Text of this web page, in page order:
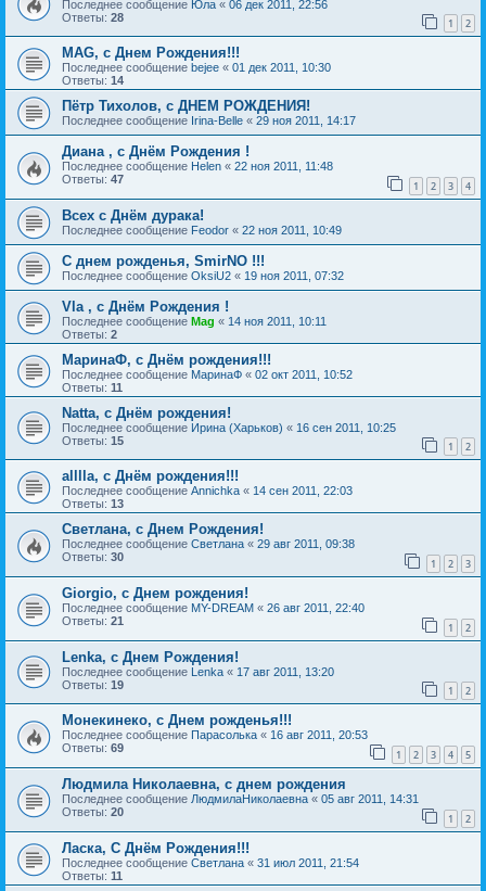
Последнее сообщение Юла « 06 дек 2011, 22:56
Ответы: 28 1 2
MAG, с Днем Рождения!!!
Последнее сообщение bejee « 01 дек 2011, 10:30
Ответы: 14
Пётр Тихолов, с ДНЕМ РОЖДЕНИЯ!
Последнее сообщение Irina-Belle « 29 ноя 2011, 14:17
Диана , с Днём Рождения !
Последнее сообщение Helen « 22 ноя 2011, 11:48
Ответы: 47 1 2 3 4
Всех с Днём дурака!
Последнее сообщение Feodor « 22 ноя 2011, 10:49
C днем рожденья, SmirNO !!!
Последнее сообщение OksiU2 « 19 ноя 2011, 07:32
Vla , с Днём Рождения !
Последнее сообщение Mag « 14 ноя 2011, 10:11
Ответы: 2
МаринаФ, с Днём рождения!!!
Последнее сообщение МаринаФ « 02 окт 2011, 10:52
Ответы: 11
Natta, с Днём рождения!
Последнее сообщение Ирина (Харьков) « 16 сен 2011, 10:25
Ответы: 15 1 2
alllla, с Днём рождения!!!
Последнее сообщение Annichka « 14 сен 2011, 22:03
Ответы: 13
Светлана, с Днем Рождения!
Последнее сообщение Светлана « 29 авг 2011, 09:38
Ответы: 30 1 2 3
Giorgio, с Днем рождения!
Последнее сообщение MY-DREAM « 26 авг 2011, 22:40
Ответы: 21 1 2
Lenka, с Днем Рождения!
Последнее сообщение Lenka « 17 авг 2011, 13:20
Ответы: 19 1 2
Монекинеко, с Днем рожденья!!!
Последнее сообщение Парасолька « 16 авг 2011, 20:53
Ответы: 69 1 2 3 4 5
Людмила Николаевна, с днем рождения
Последнее сообщение ЛюдмилаНиколаевна « 05 авг 2011, 14:31
Ответы: 20 1 2
Ласка, С Днём Рождения!!!
Последнее сообщение Светлана « 31 июл 2011, 21:54
Ответы: 11